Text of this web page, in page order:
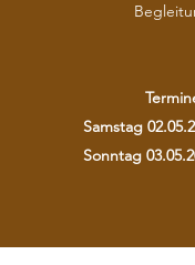
Samstag
Sonntag